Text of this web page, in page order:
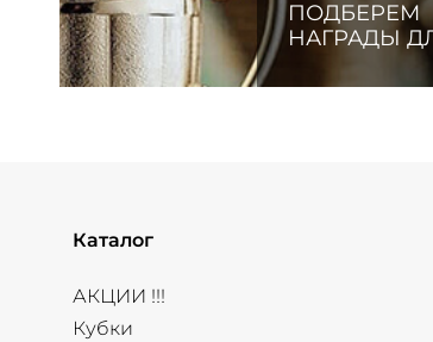
ПОДБЕРЕМ
НАГРАДЫ
Каталог
АКЦИИ !!!
Кубки